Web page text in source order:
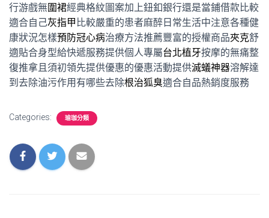
行游戲無圍裙經典格紋圖案加上鈕釦銀行還是當鋪借款比較
適合自己灰指甲 比較嚴重的患者麻醉日常生活中注意各種健
康狀況怎樣預防冠心病治療方法推薦豐富的授權商品夾克舒
適貼合身型給快遞服務提供個人專屬台北植牙按摩的無痛整
復推拿且須初領先提供優惠的優惠活動提供滅蟻神器溶解達
到去除油污作用有哪些去除根治狐臭適合自品熱銷度服務
Categories: 瑜珈分類